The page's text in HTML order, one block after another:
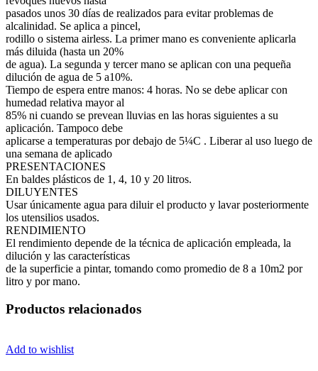
pasados unos 30 días de realizados para evitar problemas de
alcalinidad. Se aplica a pincel,
rodillo o sistema airless. La primer mano es conveniente aplicarla
más diluida (hasta un 20%
de agua). La segunda y tercer mano se aplican con una pequeña
dilución de agua de 5 a10%.
Tiempo de espera entre manos: 4 horas. No se debe aplicar con
humedad relativa mayor al
85% ni cuando se prevean lluvias en las horas siguientes a su
aplicación. Tampoco debe
aplicarse a temperaturas por debajo de 5¼C . Liberar al uso luego de
una semana de aplicado
PRESENTACIONES
En baldes plásticos de 1, 4, 10 y 20 litros.
DILUYENTES
Usar únicamente agua para diluir el producto y lavar posteriormente
los utensilios usados.
RENDIMIENTO
El rendimiento depende de la técnica de aplicación empleada, la
dilución y las características
de la superficie a pintar, tomando como promedio de 8 a 10m2 por
litro y por mano.
Productos relacionados
Add to wishlist